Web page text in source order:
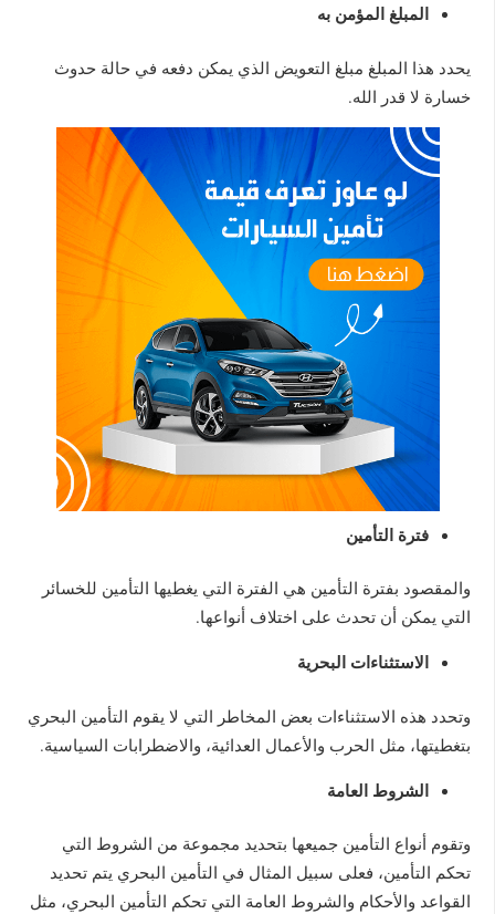
المبلغ المؤمن به
يحدد هذا المبلغ مبلغ التعويض الذي يمكن دفعه في حالة حدوث
خسارة لا قدر الله.
فترة التأمين
والمقصود بفترة التأمين هي الفترة التي يغطيها التأمين للخسائر
التي يمكن أن تحدث على اختلاف أنواعها.
الاستثناءات البحرية
وتحدد هذه الاستثناءات بعض المخاطر التي لا يقوم التأمين البحري
بتغطيتها، مثل الحرب والأعمال العدائية، والاضطرابات السياسية.
الشروط العامة
وتقوم أنواع التأمين جميعها بتحديد مجموعة من الشروط التي
تحكم التأمين، فعلى سبيل المثال في التأمين البحري يتم تحديد
القواعد والأحكام والشروط العامة التي تحكم التأمين البحري، مثل